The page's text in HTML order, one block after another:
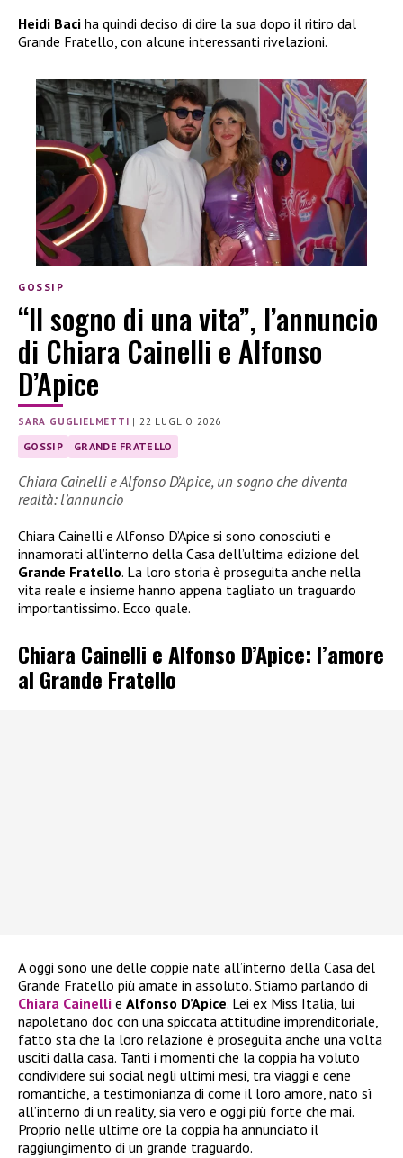
Heidi Baci ha quindi deciso di dire la sua dopo il ritiro dal
Grande Fratello, con alcune interessanti rivelazioni.
GOSSIP
“Il sogno di una vita”, l’annuncio
di Chiara Cainelli e Alfonso
D’Apice
SARA GUGLIELMETTI | 22 LUGLIO 2026
GOSSIP GRANDE FRATELLO
Chiara Cainelli e Alfonso D’Apice, un sogno che diventa
realtà: l’annuncio
Chiara Cainelli e Alfonso D’Apice si sono conosciuti e
innamorati all’interno della Casa dell’ultima edizione del
Grande Fratello. La loro storia è proseguita anche nella
vita reale e insieme hanno appena tagliato un traguardo
importantissimo. Ecco quale.
Chiara Cainelli e Alfonso D’Apice: l’amore
al Grande Fratello
A oggi sono une delle coppie nate all’interno della Casa del
Grande Fratello più amate in assoluto. Stiamo parlando di
Chiara Cainelli e Alfonso D’Apice. Lei ex Miss Italia, lui
napoletano doc con una spiccata attitudine imprenditoriale,
fatto sta che la loro relazione è proseguita anche una volta
usciti dalla casa. Tanti i momenti che la coppia ha voluto
condividere sui social negli ultimi mesi, tra viaggi e cene
romantiche, a testimonianza di come il loro amore, nato sì
all’interno di un reality, sia vero e oggi più forte che mai.
Proprio nelle ultime ore la coppia ha annunciato il
raggiungimento di un grande traguardo.